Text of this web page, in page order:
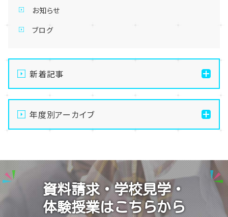
お知らせ
ブログ
新着記事
通信制高校の学習風景
メイク美容専攻の授業風景
演技の授業風景
Vtuberという表現を学ぶ
年度別アーカイブ
2025
2024
2023
資料請求・学校見学・
体験授業はこちらから